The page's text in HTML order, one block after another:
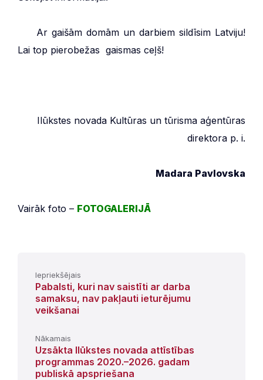
Ar gaišām domām un darbiem sildīsim Latviju!
Lai top pierobežas gaismas ceļš!
Ilūkstes novada Kultūras un tūrisma aģentūras
direktora p. i.
Madara Pavlovska
Vairāk foto – FOTOGALERIJĀ
Iepriekšējais
Pabalsti, kuri nav saistīti ar darba
samaksu, nav pakļauti ieturējumu
veikšanai
Nākamais
Uzsākta Ilūkstes novada attīstības
programmas 2020.–2026. gadam
publiskā apspriešana